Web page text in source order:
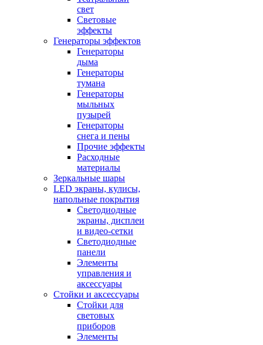
свет
Световые
эффекты
Генераторы эффектов
Генераторы
дыма
Генераторы
тумана
Генераторы
мыльных
пузырей
Генераторы
снега и пены
Прочие эффекты
Расходные
материалы
Зеркальные шары
LED экраны, кулисы,
напольные покрытия
Светодиодные
экраны, дисплеи
и видео-сетки
Светодиодные
панели
Элементы
управления и
аксессуары
Стойки и аксессуары
Стойки для
световых
приборов
Элементы